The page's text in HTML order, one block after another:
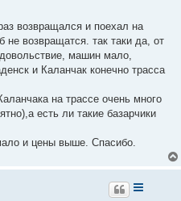
возвращался и поехал на
не возвращатся. так таки да, от
машин мало,
и Каланчак конечно трасса
на трассе очень много
есть ли такие базарчики
и цены выше. Спасибо.